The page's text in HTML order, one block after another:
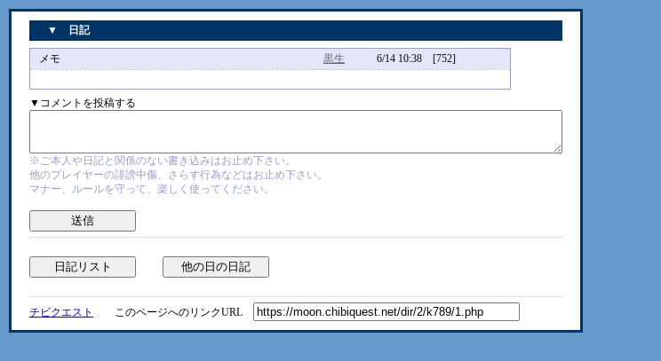
▼ 日記
メモ 黒生 6/14 10:38 [752]
▼コメントを投稿する
※ご本人や日記と関係のない書き込みはお止め下さい。
他のプレイヤーの誹謗中傷、さらす行為などはお止め下さい。
マナー、ルールを守って、楽しく使ってください。
チビクエスト このページへのリンクURL